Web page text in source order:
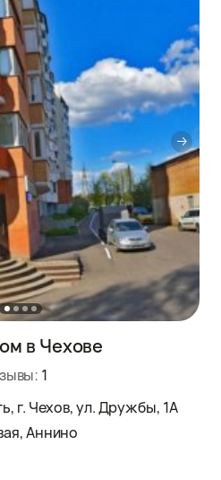
в Чехове
1
г. Чехов, ул. Дружбы, 1А
Аннино